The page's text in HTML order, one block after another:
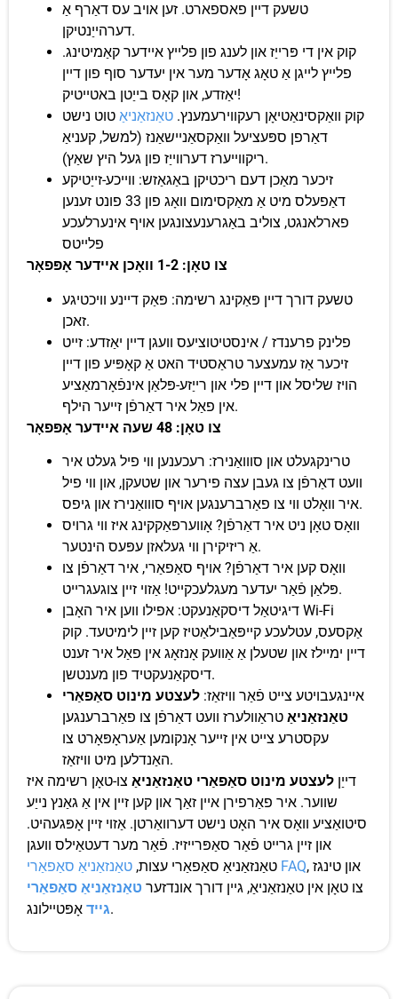
טשעק דיין פאספארט. זען אויב עס דאַרף אַ
דערהייַנטיקן.
קוק אין די פּרייַז און לענג פון פלייץ איידער קאַמיטינג.
פלייץ לייגן אַ טאָג אָדער מער אין יעדער סוף פון דיין
יאַזדע, און קאָס בייַטן באטייטיק!
קוק וואַקסינאַטיאָן רעקווירעמענץ. טאַנזאַניאַ טוט נישט
דאַרפן ספּעציעל וואַקסאַניישאַנז (למשל, קעניאַ
ריקווייערז דערווייַז פון געל היץ שאַץ).
זיכער מאַכן דעם ריכטיקן באַגאַזש: ווייכע-זייַטיקע
דאַפעלס מיט אַ מאַקסימום וואָג פון 33 פונט זענען
פארלאנגט, צוליב באַגרענעצונגען אויף אינערלעכע
פלייטס
צו טאָן: 1-2 וואָכן איידער אָפּפאָר
טשעק דורך דיין פּאַקינג רשימה: פּאַק דיינע וויכטיגע
זאכן.
פלינק פרענדז / אינסטיטוציעס וועגן דיין יאַזדע: זייט
זיכער אַז עמעצער טראַסטיד האט אַ קאָפּיע פון ​​דיין
הויז שליסל און דיין פלי און רייַזע-פּלאַן אינפֿאָרמאַציע
אין פאַל איר דאַרפֿן זייער הילף.
צו טאָן: 48 שעה איידער אָפּפאָר
טרינקגעלט און סווואַנירז: רעכענען ווי פיל געלט איר
וועט דאַרפֿן צו געבן עצה פירער און שטעקן, און ווי פיל
איר וואָלט ווי צו פאַרברענגען אויף סווואַנירז און גיפס.
וואָס טאָן ניט איר דאַרפֿן? אָווערפּאַקקינג איז ווי גרויס
אַ ריזיקירן ווי געלאזן עפּעס הינטער.
וואָס קען איר דאַרפֿן? אויף סאַפאַרי, איר דאַרפֿן צו
פּלאַן פֿאַר יעדער מעגלעכקייט! אַזוי זיין צוגעגרייט.
דיגיטאַל דיסקאַנעקט: אפילו ווען איר האָבן Wi-Fi
אַקסעס, עטלעכע קייפּאַבילאַטיז קען זיין לימיטעד. קוק
דיין ימיילז און שטעלן אַ אַוועק אָנזאָג אין פאַל איר זענט
דיסקאַנעקטיד פון מענטשן.
איינגעבויטע צייט פֿאַר וויזאַז: לעצטע מינוט סאַפאַרי
טאַנזאַניאַ טראַוולערז וועט דאַרפֿן צו פאַרברענגען
עקסטרע צייט אין זייער אָנקומען אַעראָפּאָרט צו
האַנדלען מיט וויזאַז.
דייַן לעצטע מינוט סאַפאַרי טאַנזאַניאַ צו-טאָן רשימה איז
שווער. איר פאַרפירן איין זאַך און קען זיין אין אַ גאַנץ נייַע
סיטואַציע וואָס איר האָט נישט דערוואַרטן. אַזוי זיין אָפּגעהיט.
און זיין גרייט פֿאַר סאַפּרייזיז. פֿאַר מער דעטאַילס וועגן
טאַנזאַניאַ סאַפאַרי עצות, טאַנזאַניאַ סאַפאַרי FAQ, און טינגז
צו טאָן אין טאַנזאַניאַ, גיין דורך אונדזער טאַנזאַניאַ סאַפאַרי
גיידאָפּטיילונג.